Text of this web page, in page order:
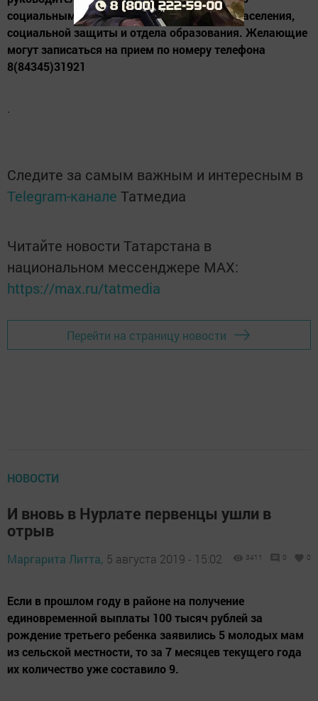
социальным вопросам, Центра занятости населения,
социальной защиты и отдела образования. Желающие
могут записаться на прием по номеру телефона
8(84345)31921
.
Следите за самым важным и интересным в
Telegram-канале Татмедиа
Читайте новости Татарстана в
национальном мессенджере MАХ:
https://max.ru/tatmedia
Перейти на страницу новости
НОВОСТИ
И вновь в Нурлате первенцы ушли в
отрыв
Маргарита Литта, 5 августа 2019 - 15:02 3411 0 0
Если в прошлом году в районе на получение
единовременной выплаты 100 тысяч рублей за
рождение третьего ребенка заявились 5 молодых мам
из сельской местности, то за 7 месяцев текущего года
их количество уже составило 9.